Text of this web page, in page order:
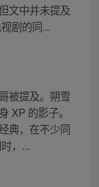
文中并未提及
剧的同...
被提及。朔雪
XP 的影子。
典，在不少同
，...